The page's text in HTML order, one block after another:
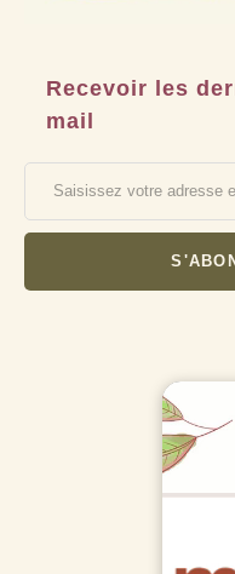
Recevoir les
mail
Saisissez votre adresse e-mail…